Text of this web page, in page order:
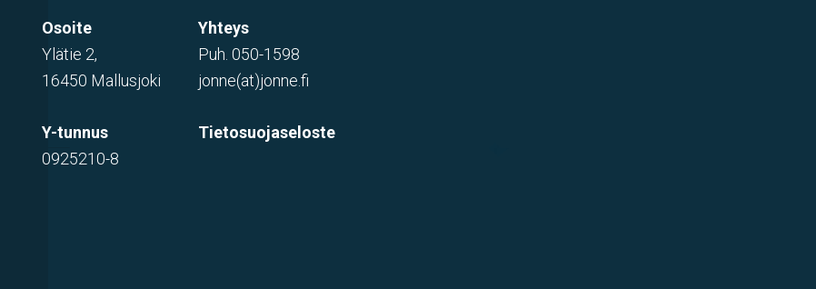
Osoite
Ylätie 2,
16450 Mallusjoki
Yhteys
Puh.050-1598
jonne(at)jonne.fi
Y-tunnus
0925210-8
Tietosuojaseloste